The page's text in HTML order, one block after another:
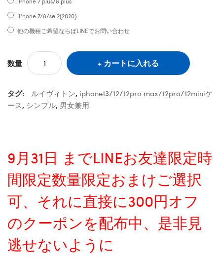
iPhone 7/8/se 2(2020)
他の機種ご希望ならばLINEでお問い合わせ
数量 カートに入れる
タグ: ルイヴィトン, iphone13/12/12pro max/12pro/12miniケ
ース, シンプル, 男女兼用
9月31日 までLINEお友達限定時
間限定数量限定おまけご選択
可、それに直接に300円オフ
のクーポンを配布中、是非見
逃せないように